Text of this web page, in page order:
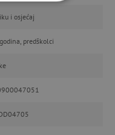
i osjećaj
predškolci